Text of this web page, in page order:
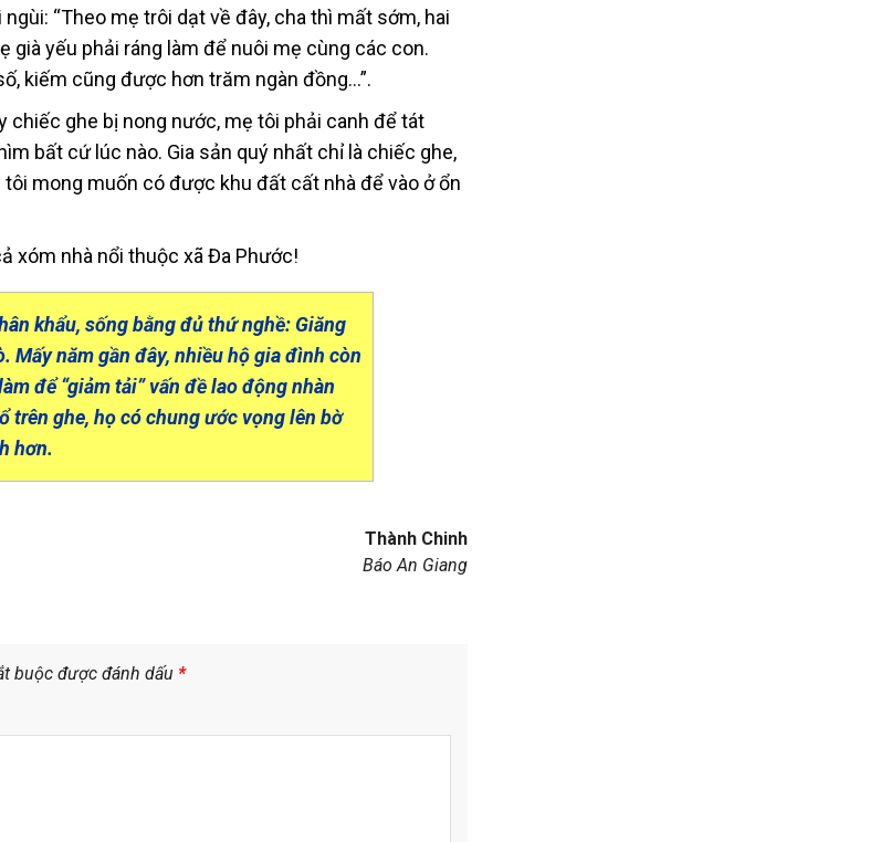
“Theo mẹ trôi dạt về đây, cha thì mất sớm, hai
già yếu phải ráng làm để nuôi mẹ cùng các con.
kiếm cũng được hơn trăm ngàn đồng…”.
chiếc ghe bị nong nước, mẹ tôi phải canh để tát
bất cứ lúc nào. Gia sản quý nhất chỉ là chiếc ghe,
mong muốn có được khu đất cất nhà để vào ở ổn
xóm nhà nổi thuộc xã Đa Phước!
khẩu, sống bằng đủ thứ nghề: Giăng
Mấy năm gần đây, nhiều hộ gia đình còn
để “giảm tải” vấn đề lao động nhàn
trên ghe, họ có chung ước vọng lên bờ
hơn.
Thành Chinh
Báo An Giang
buộc được đánh dấu *